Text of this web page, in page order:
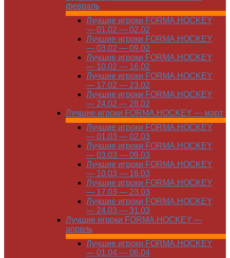
февраль
Лучшие игроки FORMA.HOCKEY
— 01.02 — 02.02
Лучшие игроки FORMA.HOCKEY
— 03.02 — 09.02
Лучшие игроки FORMA.HOCKEY
— 10.02 — 16.02
Лучшие игроки FORMA.HOCKEY
— 17.02 — 23.02
Лучшие игроки FORMA.HOCKEY
— 24.02 — 28.02
Лучшие игроки FORMA.HOCKEY — март
Лучшие игроки FORMA.HOCKEY
— 01.03 — 02.03
Лучшие игроки FORMA.HOCKEY
— 03.03 — 09.03
Лучшие игроки FORMA.HOCKEY
— 10.03 — 16.03
Лучшие игроки FORMA.HOCKEY
— 17.03 — 23.03
Лучшие игроки FORMA.HOCKEY
— 24.03 — 31.03
Лучшие игроки FORMA.HOCKEY —
апрель
Лучшие игроки FORMA.HOCKEY
— 01.04 — 06.04